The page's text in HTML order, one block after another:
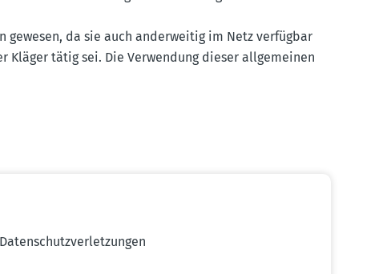
da sie auch ander­weitig im Netz verfügbar
tätig sei. Die Verwendung dieser allge­meinen